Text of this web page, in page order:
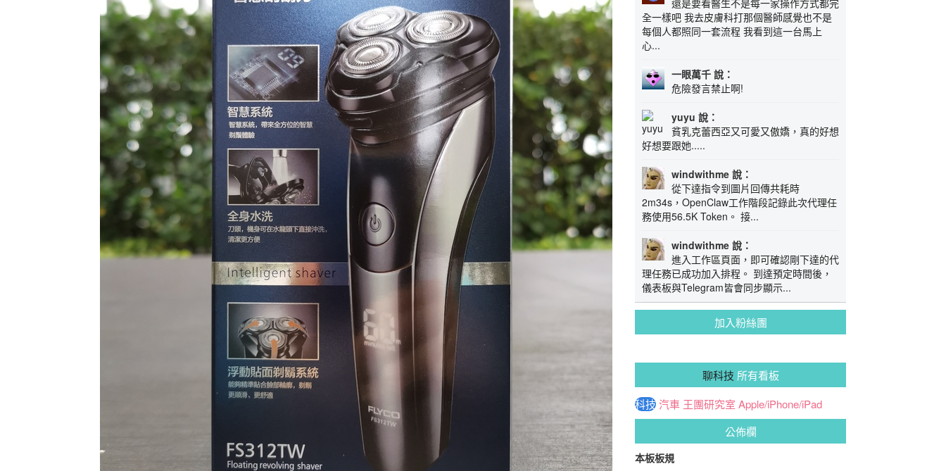
還是要看醫生不是每一家操作方式都完
全一樣吧 我去皮膚科打那個醫師感覺也不是
每個人都照同一套流程 我看到這一台馬上
心...
一眼萬千 說：
危險發言禁止啊!
yuyu 說：
貧乳克蕾西亞又可愛又傲嬌，真的好想
好想要跟她.....
windwithme 說：
從下達指令到圖片回傳共耗時
2m34s，OpenClaw工作階段記錄此次代理任
務使用56.5K Token。 接...
windwithme 說：
進入工作區頁面，即可確認剛下達的代
理任務已成功加入排程。 到達預定時間後，
儀表板與Telegram皆會同步顯示...
加入粉絲團
聊科技 所有看板
科技汽車 王團研究室 Apple/iPhone/iPad
公佈欄
本板板規